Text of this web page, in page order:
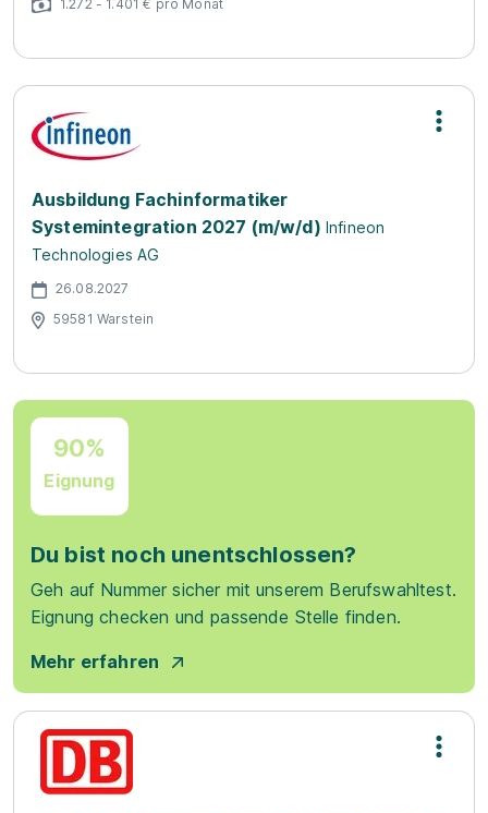
1.272 - 1.401 € pro Monat
Ausbildung Fachinformatiker
Systemintegration 2027 (m/w/d) Infineon
Technologies AG
26.08.2027
59581 Warstein
90%
Eignung
Du bist noch unentschlossen?
Geh auf Nummer sicher mit unserem Berufswahltest.
Eignung checken und passende Stelle finden.
Mehr erfahren